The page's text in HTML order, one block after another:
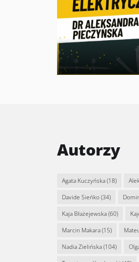
Autorzy
Agata Kuczyńska(18)
Davide Sieńko(34)
Kaja Błażejewska(60)
Marcin Makara(15)
Nadia Zielińska(104)